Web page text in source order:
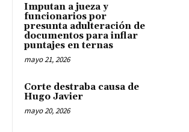
Imputan a jueza y
funcionarios por
presunta adulteración de
documentos para inflar
puntajes en ternas
mayo 21, 2026
Corte destraba causa de
Hugo Javier
mayo 20, 2026